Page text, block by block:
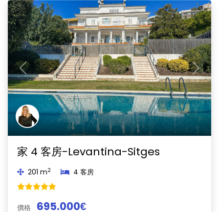
Previous Next
家 4 客房-Levantina-Sitges
201 m2 4 客房
價格 695.000€